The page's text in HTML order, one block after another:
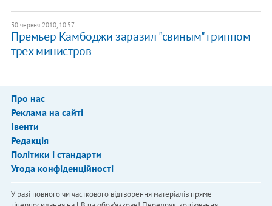
30 червня 2010, 10:57
Премьер Камбоджи заразил "свиным" гриппом
трех министров
Про нас
Реклама на сайті
Івенти
Редакція
Політики і стандарти
Угода конфіденційності
У разі повного чи часткового відтворення матеріалів пряме